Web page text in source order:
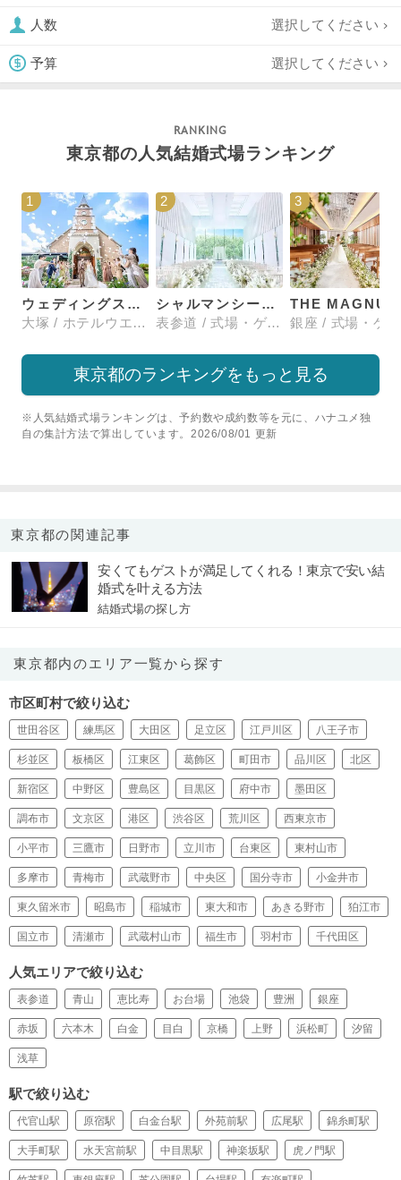
人数 選択してください
予算 選択してください
東京都の人気結婚式場ランキング
1
ウェディングスホテル・ベルクラシック東京
大塚 / ホテルウエディング
2
シャルマンシーナTOKYO
表参道 / 式場・ゲストハウス
3
東京都のランキングをもっと見る
※人気結婚式場ランキングは、予約数や成約数等を元に、ハナユメ独
自の集計方法で算出しています。2026/08/01 更新
東京都の関連記事
安くてもゲストが満足してくれる！東京で安い結
婚式を叶える方法
結婚式場の探し方
東京都内のエリア一覧から探す
市区町村で絞り込む
世田谷区 練馬区 大田区 足立区 江戸川区 八王子市
杉並区 板橋区 江東区 葛飾区 町田市 品川区 北区
新宿区 中野区 豊島区 目黒区 府中市 墨田区
調布市 文京区 港区 渋谷区 荒川区 西東京市
小平市 三鷹市 日野市 立川市 台東区 東村山市
多摩市 青梅市 武蔵野市 中央区 国分寺市 小金井市
東久留米市 昭島市 稲城市 東大和市 あきる野市 狛江市
国立市 清瀬市 武蔵村山市 福生市 羽村市 千代田区
人気エリアで絞り込む
表参道 青山 恵比寿 お台場 池袋 豊洲 銀座
赤坂 六本木 白金 目白 京橋 上野 浜松町 汐留
浅草
駅で絞り込む
代官山駅 原宿駅 白金台駅 外苑前駅 広尾駅 錦糸町駅
大手町駅 水天宮前駅 中目黒駅 神楽坂駅 虎ノ門駅